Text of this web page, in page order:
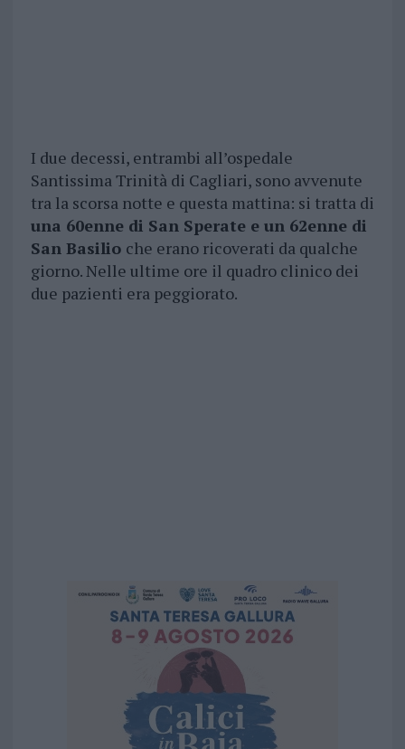
I due decessi, entrambi all’ospedale
Santissima Trinità di Cagliari, sono avvenute
tra la scorsa notte e questa mattina: si tratta di
una 60enne di San Sperate e un 62enne di
San Basilio che erano ricoverati da qualche
giorno. Nelle ultime ore il quadro clinico dei
due pazienti era peggiorato.